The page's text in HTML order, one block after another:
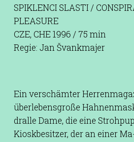
SPIKLENCI SLASTI /
PLEASURE
CZE, CHE 1996 / 75 min
Regie: Jan Švankmajer
Ein verschämter
überlebensgroße
dralle Dame, die eine
Kioskbesitzer, der an einer